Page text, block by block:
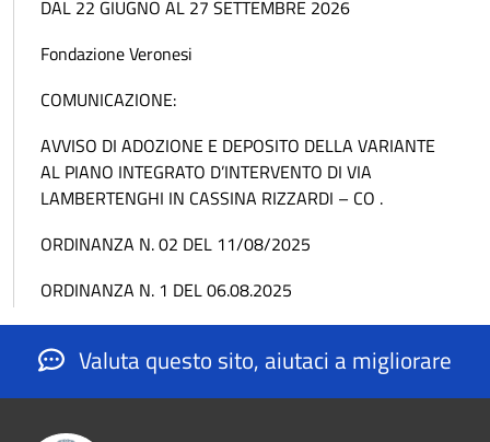
DAL 22 GIUGNO AL 27 SETTEMBRE 2026
Fondazione Veronesi
COMUNICAZIONE:
AVVISO DI ADOZIONE E DEPOSITO DELLA VARIANTE
AL PIANO INTEGRATO D’INTERVENTO DI VIA
LAMBERTENGHI IN CASSINA RIZZARDI – CO .
ORDINANZA N. 02 DEL 11/08/2025
ORDINANZA N. 1 DEL 06.08.2025
Valuta questo sito, aiutaci a migliorare